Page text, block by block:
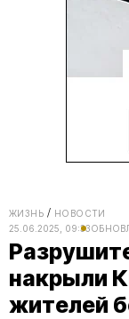
ЖИЗНЬ
НОВОСТИ
25.06.2025, 09:33
накрыли
жителей